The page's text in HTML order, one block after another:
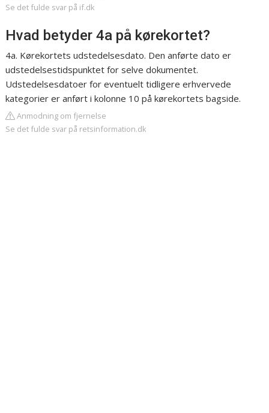
Se det fulde svar på if.dk
Hvad betyder 4a på kørekortet?
4a. Kørekortets udstedelsesdato. Den anførte dato er
udstedelsestidspunktet for selve dokumentet.
Udstedelsesdatoer for eventuelt tidligere erhvervede
kategorier er anført i kolonne 10 på kørekortets bagside.
Anmodning om fjernelse
Se det fulde svar på retsinformation.dk